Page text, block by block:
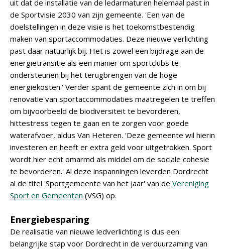
uit dat de installatie van de ledarmaturen helemaal past in
de Sportvisie 2030 van zijn gemeente. 'Een van de
doelstellingen in deze visie is het toekomstbestendig
maken van sportaccommodaties. Deze nieuwe verlichting
past daar natuurlijk bij. Het is zowel een bijdrage aan de
energietransitie als een manier om sportclubs te
ondersteunen bij het terugbrengen van de hoge
energiekosten.' Verder spant de gemeente zich in om bij
renovatie van sportaccommodaties maatregelen te treffen
om bijvoorbeeld de biodiversiteit te bevorderen,
hittestress tegen te gaan en te zorgen voor goede
waterafvoer, aldus Van Heteren. 'Deze gemeente wil hierin
investeren en heeft er extra geld voor uitgetrokken. Sport
wordt hier echt omarmd als middel om de sociale cohesie
te bevorderen.' Al deze inspanningen leverden Dordrecht
al de titel 'Sportgemeente van het jaar' van de Vereniging
Sport en Gemeenten (VSG) op.
Energiebesparing
De realisatie van nieuwe ledverlichting is dus een
belangrijke stap voor Dordrecht in de verduurzaming van